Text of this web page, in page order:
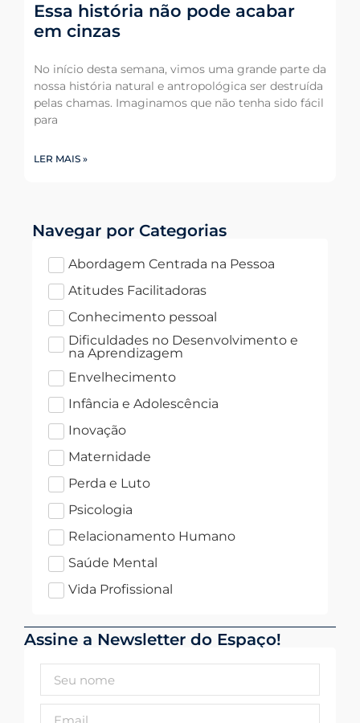
Essa história não pode acabar
em cinzas
No início desta semana, vimos uma grande parte da
nossa história natural e antropológica ser destruída
pelas chamas. Imaginamos que não tenha sido fácil
para
LER MAIS »
Navegar por Categorias
Abordagem Centrada na Pessoa
Atitudes Facilitadoras
Conhecimento pessoal
Dificuldades no Desenvolvimento e
na Aprendizagem
Envelhecimento
Infância e Adolescência
Inovação
Maternidade
Perda e Luto
Psicologia
Relacionamento Humano
Saúde Mental
Vida Profissional
Assine a Newsletter do Espaço!